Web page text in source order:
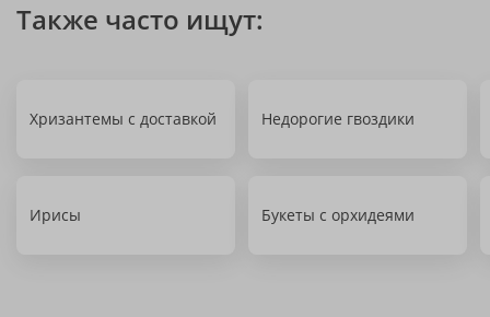
Также часто ищут:
Хризантемы с доставкой Недорогие гвоздики
Ирисы Букеты с орхидеями